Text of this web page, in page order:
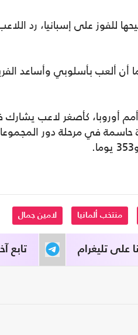
للفوز على إسبانيا، رد
أن ألعب بأسلوبي وأساعد
أوروبا، كأصغر لاعب يشارك في
حاسمة في مرحلة دور
منتخب ألمانيا لامين جمال
تابع على تليغرام